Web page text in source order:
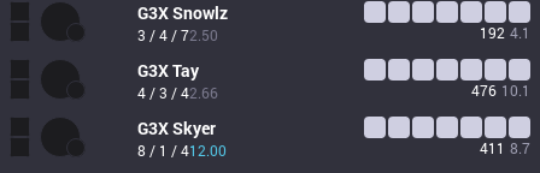
G3XSnowlz
3 / 4 / 72.50 192 4.1
G3XTay
4 / 3 / 42.66 476 10.1
G3XSkyer
8 / 1 / 412.00 411 8.7